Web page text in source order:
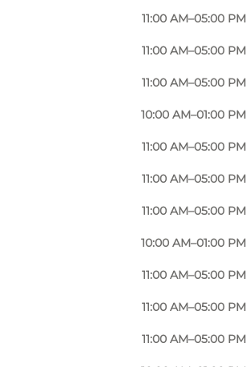
11:00 AM–05:00 PM
11:00 AM–05:00 PM
11:00 AM–05:00 PM
10:00 AM–01:00 PM
11:00 AM–05:00 PM
11:00 AM–05:00 PM
11:00 AM–05:00 PM
10:00 AM–01:00 PM
11:00 AM–05:00 PM
11:00 AM–05:00 PM
11:00 AM–05:00 PM
Foto: